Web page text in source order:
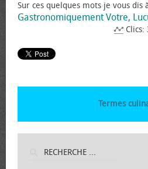
Sur ces quelques mots je vous dis
Gastronomiquement Votre,
Clics:
Termes